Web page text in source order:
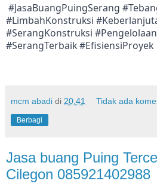
#JasaBuangPuingSerang
#LimbahKonstruksi
#SerangKonstruksi
#SerangTerbaik #EfisiensiProyek
mcm abadi di 20.41 Tidak ada
Berbagi
Jasa buang Puing
Cilegon 085921402988